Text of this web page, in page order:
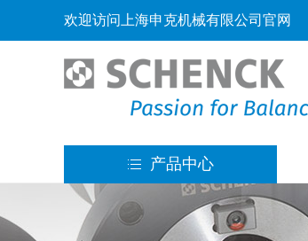
欢迎访问上海申克机械有限公司官网
产品中心